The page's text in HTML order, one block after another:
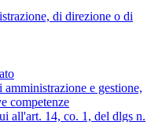
di direzione o di
e gestione,
competenze
all'art. 14, co. 1, del dlgs n.